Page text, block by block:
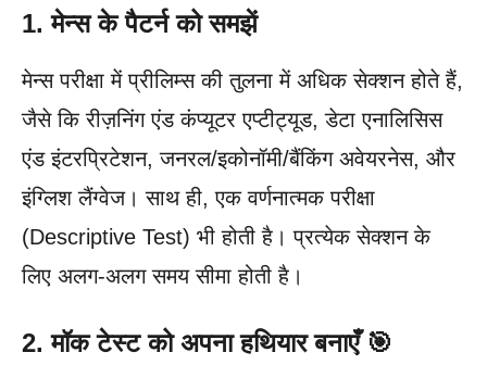
1. मेन्स के पैटर्न को समझें
मेन्स परीक्षा में प्रीलिम्स की तुलना में अधिक सेक्शन होते हैं,
जैसे कि रीज़निंग एंड कंप्यूटर एप्टीट्यूड, डेटा एनालिसिस
एंड इंटरप्रिटेशन, जनरल/इकोनॉमी/बैंकिंग अवेयरनेस, और
इंग्लिश लैंग्वेज। साथ ही, एक वर्णनात्मक परीक्षा
(Descriptive Test) भी होती है। प्रत्येक सेक्शन के
लिए अलग-अलग समय सीमा होती है।
2. मॉक टेस्ट को अपना हथियार बनाएँ 🎯